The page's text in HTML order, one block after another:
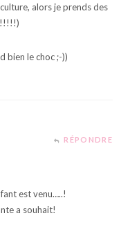
alors je prends des
bien le choc ;-))
RÉPONDRE
est venu…..!
a souhait!